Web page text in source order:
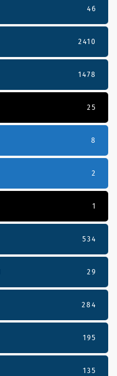
46
2410
1478
25
8
2
1
534
29
284
195
135